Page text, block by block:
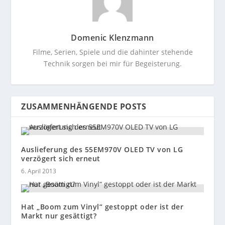
Domenic Klenzmann
Filme, Serien, Spiele und die dahinter stehende
Technik sorgen bei mir für Begeisterung.
ZUSAMMENHÄNGENDE POSTS
Auslieferung des 55EM970V OLED TV von LG
verzögert sich erneut
6. April 2013
Hat „Boom zum Vinyl“ gestoppt oder ist der
Markt nur gesättigt?